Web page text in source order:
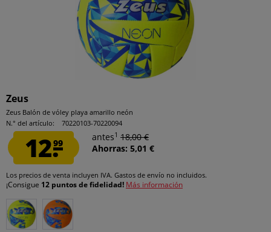
Zeus
Zeus Balón de vóley playa amarillo neón
N.° del artículo:
70220103-70220094
12.99
antes1 18,00 €
Ahorras: 5,01 €
Los precios de venta incluyen IVA. Gastos de envío no incluidos.
¡Consigue 12 puntos de fidelidad! Más información